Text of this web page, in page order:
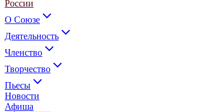
России
О Союзе
Деятельность
Членство
Творчество
Пьесы
Новости
Афиша